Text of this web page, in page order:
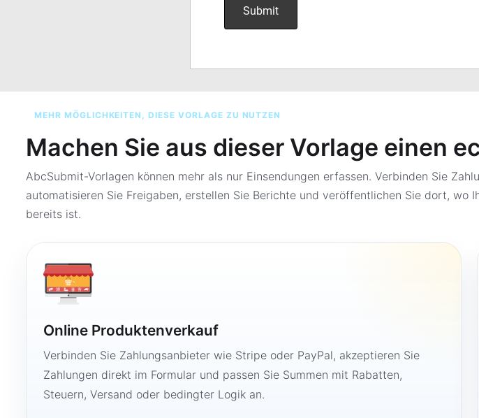
MEHR MÖGLICHKEITEN, DIESE VORLAGE ZU NUTZEN
Machen Sie aus dieser Vorlage einen
AbcSubmit-Vorlagen können mehr als nur Einsendungen erfassen. Verbinden Sie
automatisieren Sie Freigaben, erstellen Sie Berichte und veröffentlichen Sie dort, wo
bereits ist.
Online Produktenverkauf
Verbinden Sie Zahlungsanbieter wie Stripe oder PayPal, akzeptieren Sie
Zahlungen direkt im Formular und passen Sie Summen mit Rabatten,
Steuern, Versand oder bedingter Logik an.